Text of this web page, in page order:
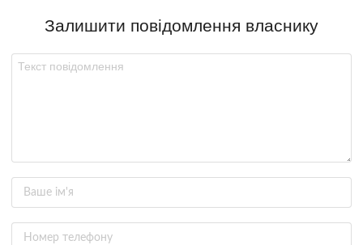
Залишити повідомлення власнику